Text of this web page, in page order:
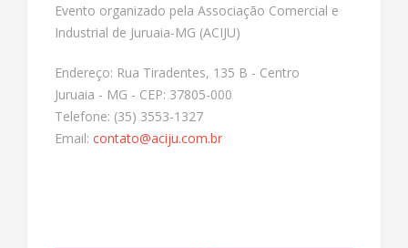
Evento organizado pela Associação Comercial e
Industrial de Juruaia-MG (ACIJU)
Endereço: Rua Tiradentes, 135 B - Centro
Juruaia - MG - CEP: 37805-000
Telefone: (35) 3553-1327
Email: contato@aciju.com.br